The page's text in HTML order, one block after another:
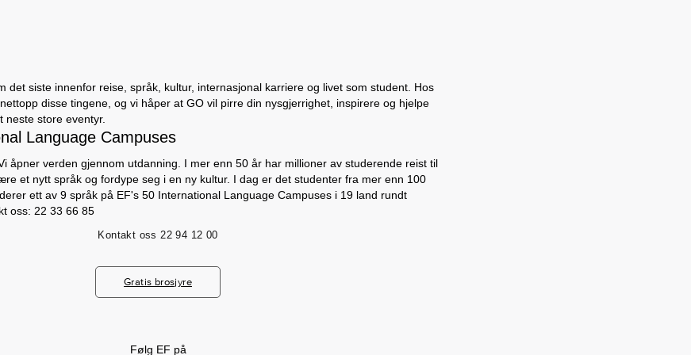
det siste innenfor reise, språk, kultur, internasjonal karriere og livet som student. Hos
disse tingene, og vi håper at GO vil pirre din nysgjerrighet, inspirere og hjelpe
neste store eventyr.
Language Campuses
åpner verden gjennom utdanning. I mer enn 50 år har millioner av studerende reist til
et nytt språk og fordype seg i en ny kultur. I dag er det studenter fra mer enn 100
ett av 9 språk på EF's 50 International Language Campuses i 19 land rundt
oss: 22 33 66 85
Kontakt oss 22 94 12 00
Gratis brosjyre
Følg EF på